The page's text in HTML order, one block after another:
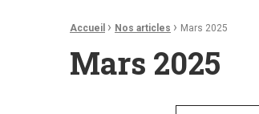
Fil d'Ariane :
Accueil › Nos articles › Mars 2025
Mars 2025